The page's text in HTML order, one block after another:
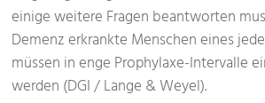
einige weitere Fragen beantworten
Demenz erkrankte Menschen eines
müssen in enge Prophylaxe-Intervalle
werden (DGI / Lange & Weyel).